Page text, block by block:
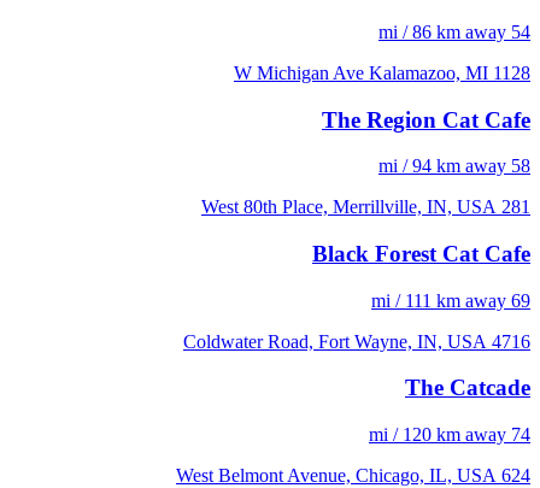
54 mi / 86 km away
1128 W Michigan Ave Kalamazoo, MI
The Region Cat Cafe
58 mi / 94 km away
281 West 80th Place, Merrillville, IN, USA
Black Forest Cat Cafe
69 mi / 111 km away
4716 Coldwater Road, Fort Wayne, IN, USA
The Catcade
74 mi / 120 km away
624 West Belmont Avenue, Chicago, IL, USA